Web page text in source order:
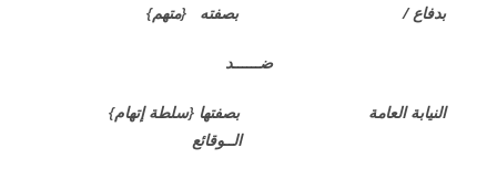
بدفاع / بصفته {متهم}
ضــــــد
النيابة العامة بصفتها {سلطة إتهام}
الــوقائع